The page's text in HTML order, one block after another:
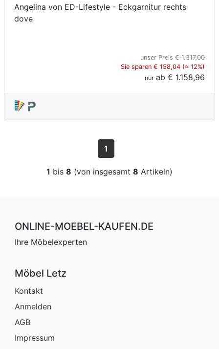
Angelina von ED-Lifestyle - Eckgarnitur rechts
dove
unser Preis € 1.317,00
Sie sparen € 158,04 (≈ 12%)
nur ab € 1.158,96
1
1 bis 8 (von insgesamt 8 Artikeln)
ONLINE-MOEBEL-KAUFEN.DE
Ihre Möbelexperten
Möbel Letz
Kontakt
Anmelden
AGB
Impressum